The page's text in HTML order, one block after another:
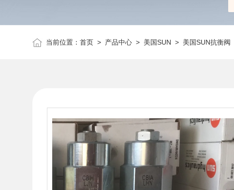
当前位置：首页 > 产品中心 > 美国SUN > 美国SUN抗衡阀